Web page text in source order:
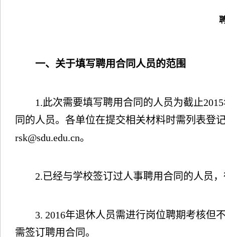
一、关于填写聘用合同人员的范围
1.此次需要填写聘用合同的人员为截止2015
同的人员。各单位在提交相关材料时需列表登
rsk@sdu.edu.cn。
2.已经与学校签订过人事聘用合同的人员
3. 2016年退休人员需进行岗位聘期考核但
需签订聘用合同。